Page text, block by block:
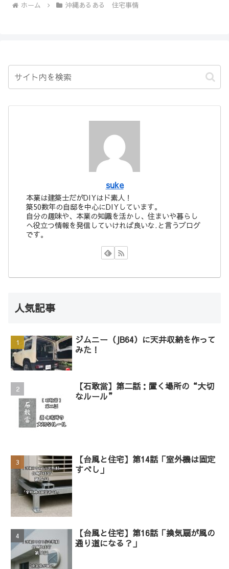
ホーム 沖縄あるある 住宅事情
suke
本業は建築士だがDIYはド素人！
築50数年の自邸を中心にDIYしています。
自分の趣味や、本業の知識を活かし、住まいや暮らし
へ役立つ情報を発信していければ良いな.と言うブログ
です。
人気記事
ジムニー（JB64）に天井収納を作って
みた！
【石敢當】第二話：置く場所の“大切
なルール”
【台風と住宅】第14話「室外機は固定
すべし」
【台風と住宅】第16話「換気扇が風の
通り道になる？」